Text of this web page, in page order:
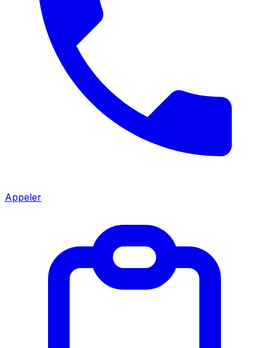
Appeler